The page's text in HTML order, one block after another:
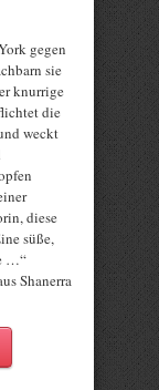
gegen
sie
knurrige
die
weckt
diese
süße,
…“
Shanerra